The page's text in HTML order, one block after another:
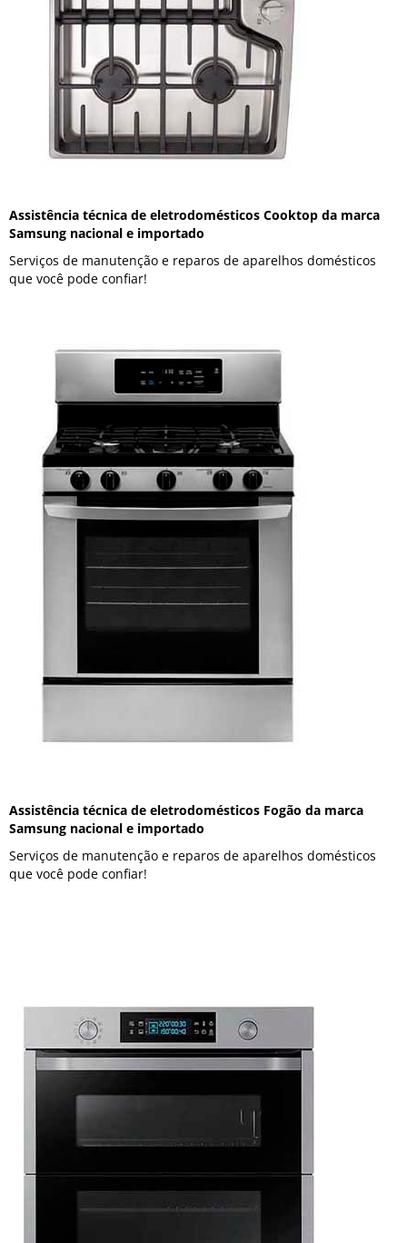
Assistência técnica de eletrodomésticos Cooktop da marca
Samsung nacional e importado
Serviços de manutenção e reparos de aparelhos domésticos
que você pode confiar!
Assistência técnica de eletrodomésticos Fogão da marca
Samsung nacional e importado
Serviços de manutenção e reparos de aparelhos domésticos
que você pode confiar!